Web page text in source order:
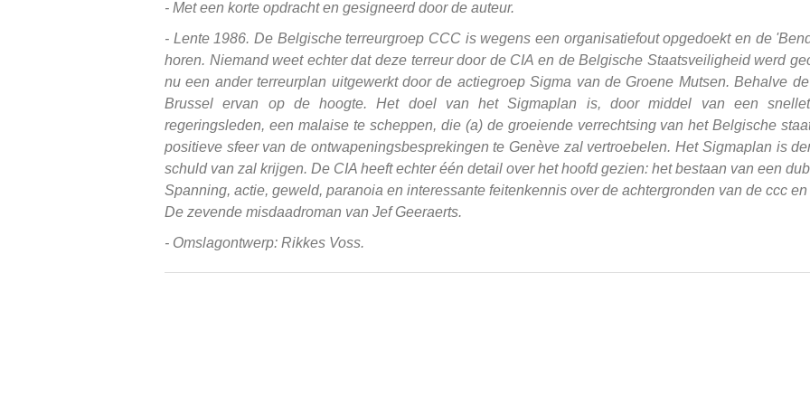
- Met een korte opdracht en gesigneerd door de auteur.
- Lente 1986. De Belgische terreurgroep CCC is wegens een organisatiefout opgedoekt en de
horen. Niemand weet echter dat deze terreur door de CIA en de Belgische Staatsveiligheid werd
nu een ander terreurplan uitgewerkt door de actiegroep Sigma van de Groene Mutsen. Behalve
Brussel ervan op de hoogte. Het doel van het Sigmaplan is, door middel van een
regeringsleden, een malaise te scheppen, die (a) de groeiende verrechtsing van het Belgische
positieve sfeer van de ontwapeningsbesprekingen te Genève zal vertroebelen. Het Sigmaplan is
schuld van zal krijgen. De CIA heeft echter één detail over het hoofd gezien: het bestaan van een
Spanning, actie, geweld, paranoia en interessante feitenkennis over de achtergronden van de ccc
De zevende misdaadroman van Jef Geeraerts.
- Omslagontwerp: Rikkes Voss.